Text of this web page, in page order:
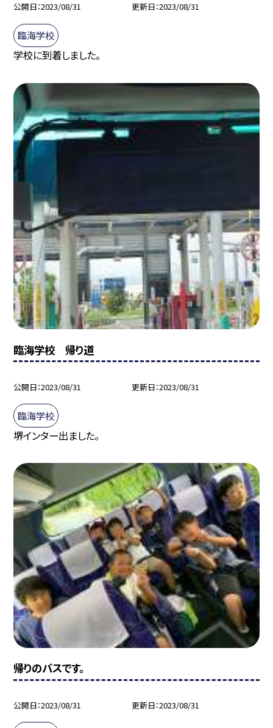
公開日 2023/08/31 更新日 2023/08/31
臨海学校
学校に到着しました。
臨海学校 帰り道
公開日 2023/08/31 更新日 2023/08/31
臨海学校
堺インター出ました。
帰りのバスです。
公開日 2023/08/31 更新日 2023/08/31